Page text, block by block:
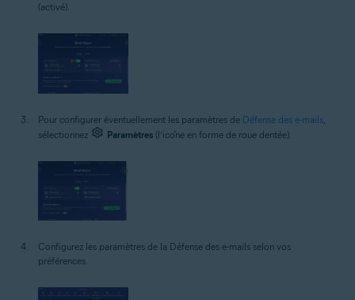
(activé).
Pour configurer éventuellement les paramètres de Défense des e-mails,
sélectionnez
Paramètres (l’icône en forme de roue dentée).
Configurez les paramètres de la Défense des e-mails selon vos
préférences.